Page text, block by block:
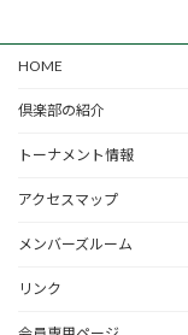
HOME
倶楽部の紹介
トーナメント情報
アクセスマップ
メンバーズルーム
リンク